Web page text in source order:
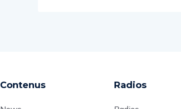
Contenus Radios